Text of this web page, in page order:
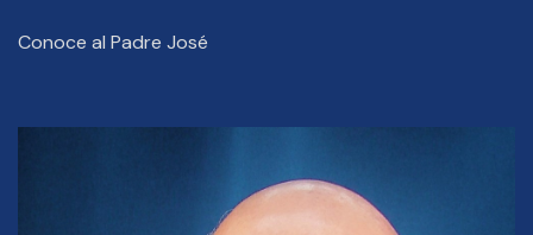
Conoce al Padre José